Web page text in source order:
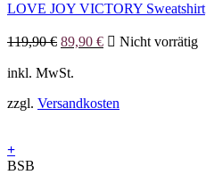
mehrere
auf.
Optionen
auf
gewählt
werden
LOVE JOY VICTORY Sweatshirt
119,90€ Ursprünglicher
war:
89,90 €Aktueller
Nicht vorrätig
inkl. MwSt.
zzgl. Versandkosten
+
Dieses
BSB